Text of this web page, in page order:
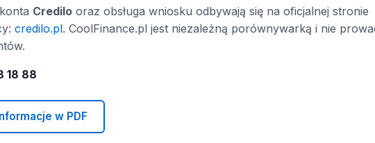
Credilo oraz obsługa wniosku odbywają się na oficjalnej stronie
credilo.pl. CoolFinance.pl jest niezależną porównywarką i nie
18 88
w PDF